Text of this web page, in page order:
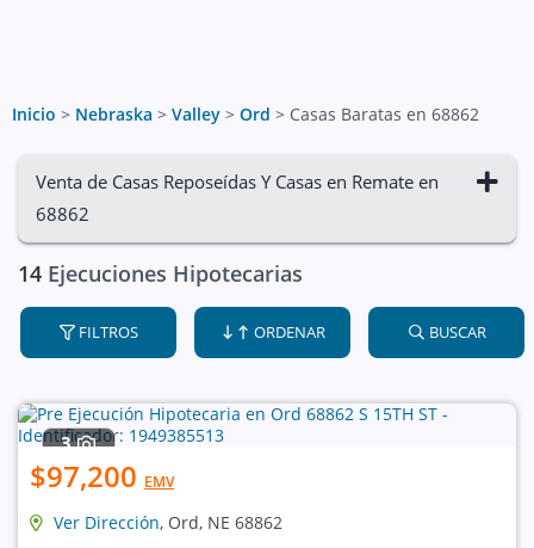
Inicio > Nebraska > Valley > Ord > Casas Baratas en 68862
Venta de Casas Reposeídas Y Casas en Remate en
68862
14 Ejecuciones Hipotecarias
FILTROS ORDENAR BUSCAR
3
$97,200 EMV
Ver Dirección, Ord, NE 68862